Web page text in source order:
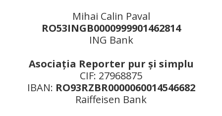
Mihai Calin Paval
RO53INGB0000999901462814
ING Bank
Asociaţia Reporter pur şi simplu
CIF: 27968875
IBAN: RO93RZBR0000060014546682
Raiffeisen Bank